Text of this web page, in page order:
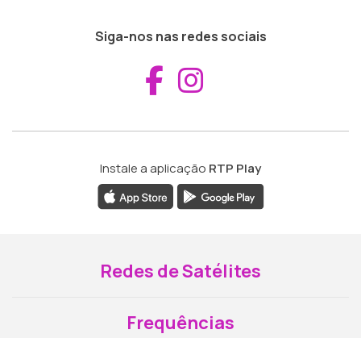
Siga-nos nas redes sociais
Aceder ao
Instale a aplicação RTP Play
Redes de Satélites
Frequências